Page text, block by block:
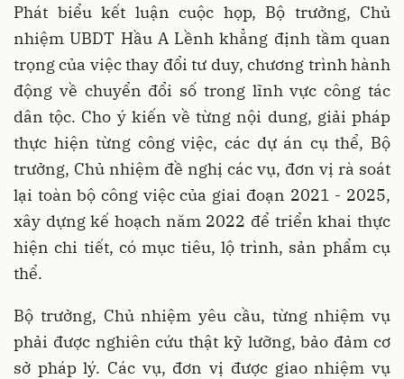
Phát biểu kết luận cuộc họp, Bộ trưởng, Chủ
nhiệm UBDT Hầu A Lềnh khẳng định tầm quan
trọng của việc thay đổi tư duy, chương trình hành
động về chuyển đổi số trong lĩnh vực công tác
dân tộc. Cho ý kiến về từng nội dung, giải pháp
thực hiện từng công việc, các dự án cụ thể, Bộ
trưởng, Chủ nhiệm đề nghị các vụ, đơn vị rà soát
lại toàn bộ công việc của giai đoạn 2021 - 2025,
xây dựng kế hoạch năm 2022 để triển khai thực
hiện chi tiết, có mục tiêu, lộ trình, sản phẩm cụ
thể.
Bộ trưởng, Chủ nhiệm yêu cầu, từng nhiệm vụ
phải được nghiên cứu thật kỹ lưỡng, bảo đảm cơ
sở pháp lý. Các vụ, đơn vị được giao nhiệm vụ